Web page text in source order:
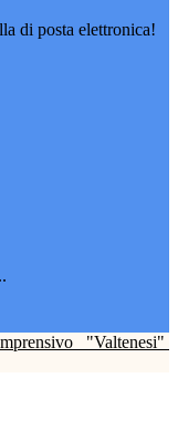
di posta elettronica!
"Valtenesi"